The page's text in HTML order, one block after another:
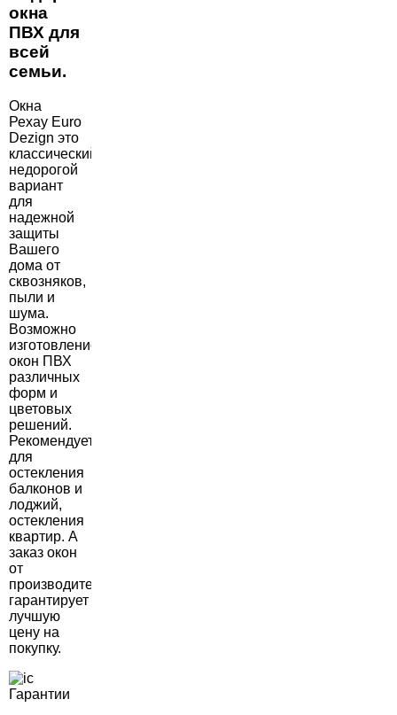
окна
ПВХ для
всей
семьи.
Окна
Рехау Euro
Dezign это
классический
недорогой
вариант
для
надежной
защиты
Вашего
дома от
сквозняков,
пыли и
шума.
Возможно
изготовление
окон ПВХ
различных
форм и
цветовых
решений.
Рекомендуется
для
остекления
балконов и
лоджий,
остекления
квартир. А
заказ окон
от
производителя
гарантирует
лучшую
цену на
покупку.
Гарантии